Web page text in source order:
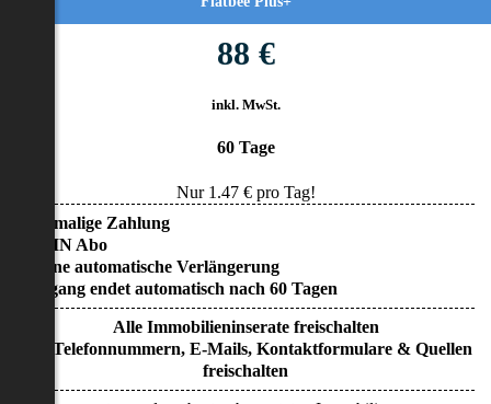
88 €
inkl. MwSt.
60 Tage
Nur 1.47€ pro Tag!
• Einmalige Zahlung
• KEIN Abo
• Keine automatische Verlängerung
• Zugang endet automatisch nach 60 Tagen
Alle Immobilieninserate freischalten
Alle Telefonnummern, E-Mails, Kontaktformulare & Quellen
freischalten